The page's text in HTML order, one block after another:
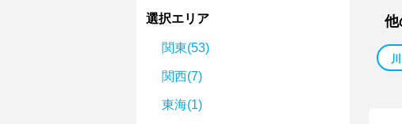
選択エリア
関東(53)
関西(7)
東海(1)
他